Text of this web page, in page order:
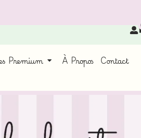
Premium À Propos Contact